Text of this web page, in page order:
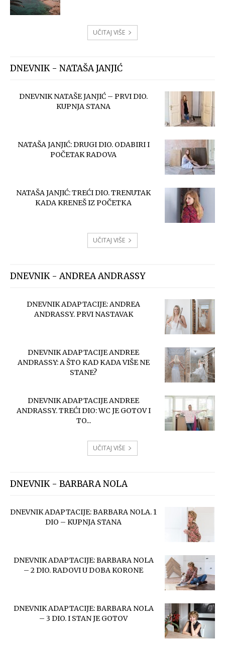
UČITAJ VIŠE
DNEVNIK - NATAŠA JANJIĆ
DNEVNIK NATAŠE JANJIĆ – PRVI DIO.
KUPNJA STANA
NATAŠA JANJIĆ: DRUGI DIO. ODABIRI I
POČETAK RADOVA
NATAŠA JANJIĆ: TREĆI DIO. TRENUTAK
KADA KRENEŠ IZ POČETKA
UČITAJ VIŠE
DNEVNIK - ANDREA ANDRASSY
DNEVNIK ADAPTACIJE: ANDREA
ANDRASSY. PRVI NASTAVAK
DNEVNIK ADAPTACIJE ANDREE
ANDRASSY: A ŠTO KAD KADA VIŠE NE
STANE?
DNEVNIK ADAPTACIJE ANDREE
ANDRASSY. TREĆI DIO: WC JE GOTOV I
TO...
UČITAJ VIŠE
DNEVNIK - BARBARA NOLA
DNEVNIK ADAPTACIJE: BARBARA NOLA. 1
DIO – KUPNJA STANA
DNEVNIK ADAPTACIJE: BARBARA NOLA
– 2 DIO. RADOVI U DOBA KORONE
DNEVNIK ADAPTACIJE: BARBARA NOLA
– 3 DIO. I STAN JE GOTOV